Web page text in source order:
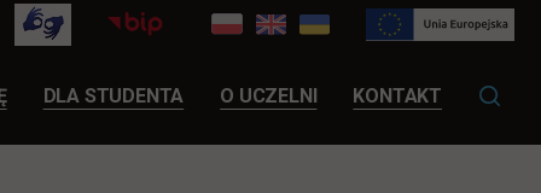
LINK OTWIERA SIĘ W NOWEJ KARCIE
DLA STUDENTA O UCZELNI KONTAKT